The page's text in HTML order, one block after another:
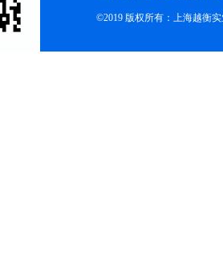
©2019 版权所有：上海越衡